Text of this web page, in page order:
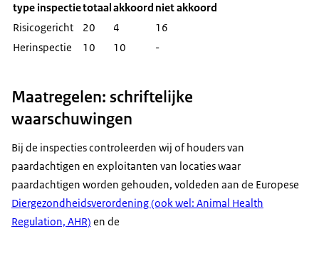
type inspectietotaal akkoord niet akkoord
Risicogericht
20 4
16
Herinspectie
10 10 -
Maatregelen: schriftelijke
waarschuwingen
Bij de inspecties controleerden wij of houders van
paardachtigen en exploitanten van locaties waar
paardachtigen worden gehouden, voldeden aan de Europese
Diergezondheidsverordening (ook wel: Animal Health
Regulation, AHR) en de